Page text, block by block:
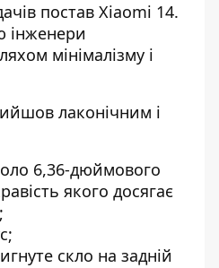
постав Xiaomi 14.
інженери
мінімалізму і
лаконічним і
6,36-дюймового
якого досягає
скло на задній